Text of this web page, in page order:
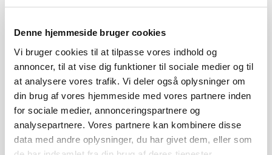
Denne hjemmeside bruger cookies
Vi bruger cookies til at tilpasse vores indhold og
annoncer, til at vise dig funktioner til sociale medier og til
at analysere vores trafik. Vi deler også oplysninger om
din brug af vores hjemmeside med vores partnere inden
for sociale medier, annonceringspartnere og
analysepartnere. Vores partnere kan kombinere disse
data med andre oplysninger, du har givet dem, eller som
Lisbeth Chawes